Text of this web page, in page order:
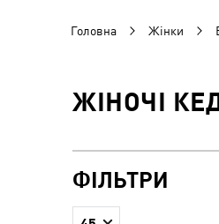
Головна Жінки
ЖІНОЧІ
ФІЛЬТРИ